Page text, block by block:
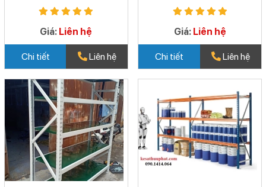
Giá: Liên hệ
Chi tiết Liên hệ
Giá: Liên hệ
Chi tiết Liên hệ